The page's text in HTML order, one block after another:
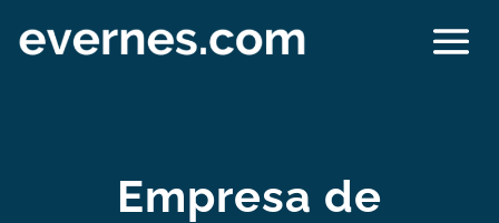
Empresa de